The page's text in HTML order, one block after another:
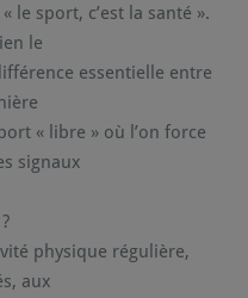
le sport, c’est la santé ».
le
essentielle entre
« libre » où l’on force
signaux
physique régulière,
aux